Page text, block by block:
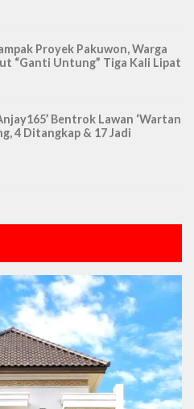
Proyek Pakuwon, Warga
“Ganti Untung” Tiga Kali Lipat
Bentrok Lawan ‘Wartan
4 Ditangkap & 17 Jadi